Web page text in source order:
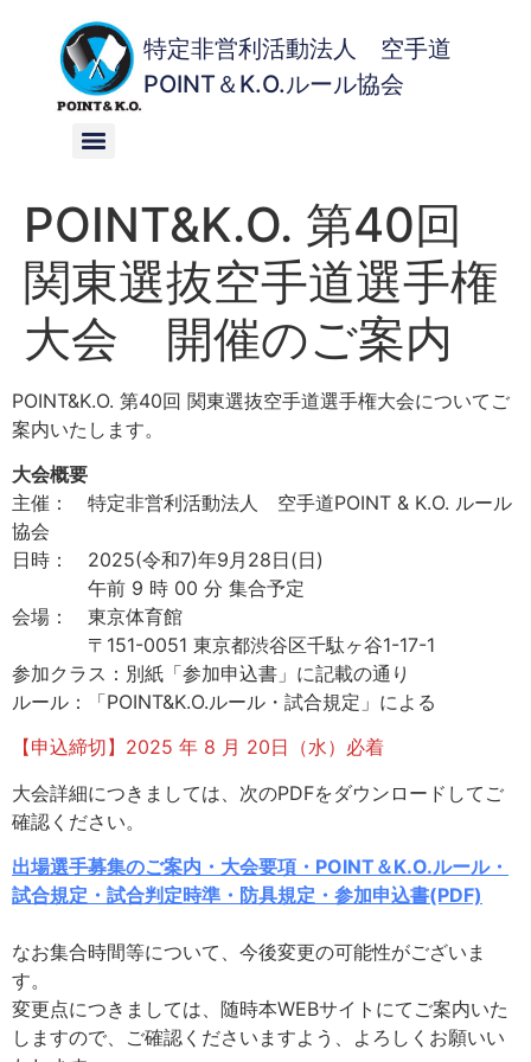
特定非営利活動法人 空手道
POINT＆K.O.ルール協会
POINT&K.O. 第40回
関東選抜空手道選手権
大会 開催のご案内
POINT&K.O. 第40回 関東選抜空手道選手権大会についてご
案内いたします。
大会概要
主催： 特定非営利活動法人 空手道POINT & K.O. ルール
協会
日時： 2025(令和7)年9月28日(日)
午前 9 時 00 分 集合予定
会場： 東京体育館
〒151-0051 東京都渋谷区千駄ヶ谷1-17-1
参加クラス：別紙「参加申込書」に記載の通り
ルール：「POINT&K.O.ルール・試合規定」による
【申込締切】2025 年 8 月 20日（水）必着
大会詳細につきましては、次のPDFをダウンロードしてご
確認ください。
出場選手募集のご案内・大会要項・POINT＆K.O.ルール・
試合規定・試合判定時準・防具規定・参加申込書(PDF)
なお集合時間等について、今後変更の可能性がございま
す。
変更点につきましては、随時本WEBサイトにてご案内いた
しますので、ご確認くださいますよう、よろしくお願いい